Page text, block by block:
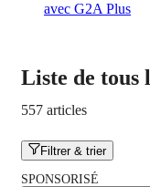
avec G2A Plus
Liste de tous
557 articles
Filtrer & trier
SPONSORISÉ